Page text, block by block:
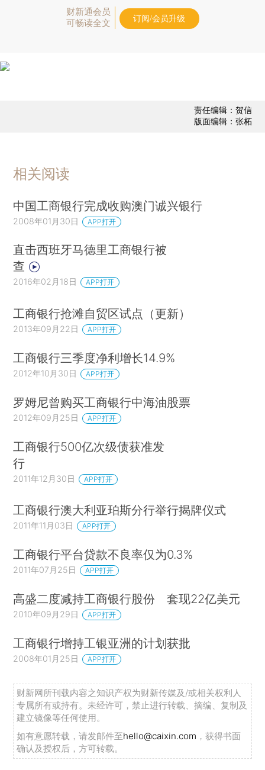
财新通会员
可畅读全文
订阅/会员升级
责任编辑：贺信
版面编辑：张柘
相关阅读
中国工商银行完成收购澳门诚兴银行
2008年01月30日 APP打开
直击西班牙马德里工商银行被
查
2016年02月18日 APP打开
工商银行抢滩自贸区试点（更新）
2013年09月22日 APP打开
工商银行三季度净利增长14.9%
2012年10月30日 APP打开
罗姆尼曾购买工商银行中海油股票
2012年09月25日 APP打开
工商银行500亿次级债获准发
行
2011年12月30日 APP打开
工商银行澳大利亚珀斯分行举行揭牌仪式
2011年11月03日 APP打开
工商银行平台贷款不良率仅为0.3%
2011年07月25日 APP打开
高盛二度减持工商银行股份 套现22亿美元
2010年09月29日 APP打开
工商银行增持工银亚洲的计划获批
2008年01月25日 APP打开
财新网所刊载内容之知识产权为财新传媒及/或相关权利人
专属所有或持有。未经许可，禁止进行转载、摘编、复制及
建立镜像等任何使用。
如有意愿转载，请发邮件至hello@caixin.com ，获得书面
确认及授权后，方可转载。